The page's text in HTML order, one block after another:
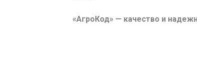
«АгроКод» — качество и